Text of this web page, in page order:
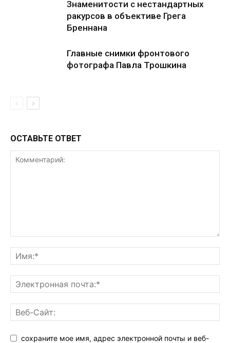
Знаменитости с нестандартных
ракурсов в объективе Грега
Бреннана
Главные снимки фронтового
фотографа Павла Трошкина
ОСТАВЬТЕ ОТВЕТ
сохраните мое имя, адрес электронной почты и веб-